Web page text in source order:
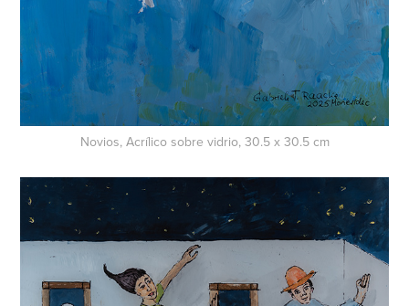
Novios, Acrílico sobre vidrio, 30.5 x 30.5 cm